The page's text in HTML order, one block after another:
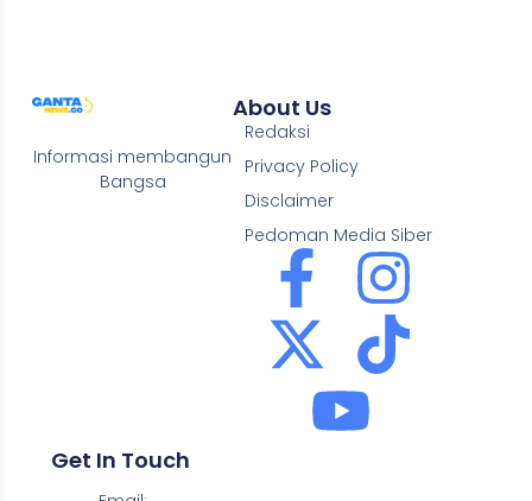
Informasi membangun
Bangsa
About Us
Redaksi
Privacy Policy
Disclaimer
Pedoman Media Siber
Get In Touch